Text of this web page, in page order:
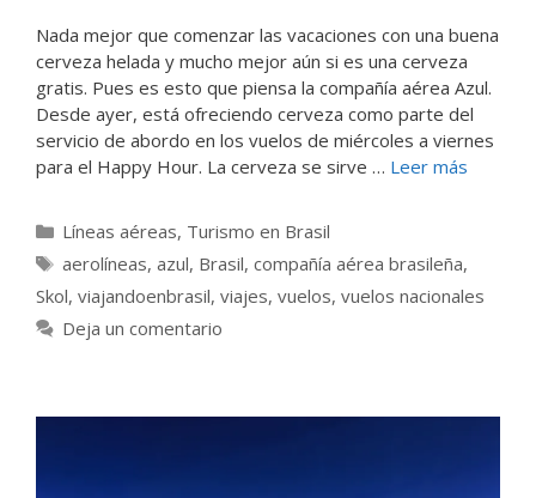
Nada mejor que comenzar las vacaciones con una buena
cerveza helada y mucho mejor aún si es una cerveza
gratis. Pues es esto que piensa la compañía aérea Azul.
Desde ayer, está ofreciendo cerveza como parte del
servicio de abordo en los vuelos de miércoles a viernes
para el Happy Hour. La cerveza se sirve … Leer más
Categorías
Líneas aéreas, Turismo en Brasil
Etiquetas
aerolíneas, azul, Brasil, compañía aérea brasileña,
Skol, viajandoenbrasil, viajes, vuelos, vuelos nacionales
Deja un comentario